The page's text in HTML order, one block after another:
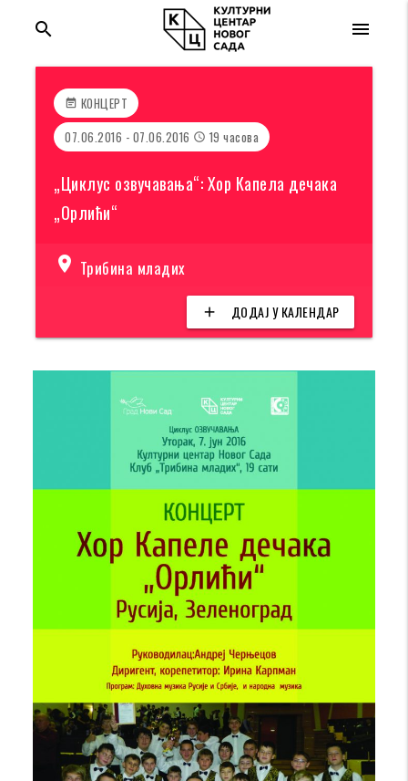
menu
search
event_note КОНЦЕРТ
07.06.2016 - 07.06.2016 access_time 19 часова
„Циклус озвучавања“: Хор Капела дечака
„Орлићи“
location_on Трибина младих
add ДОДАЈ У КАЛЕНДАР